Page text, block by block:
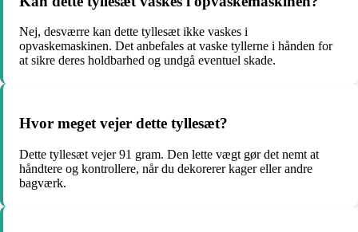
Nej, desværre kan dette tyllesæt ikke vaskes i
opvaskemaskinen. Det anbefales at vaske tyllerne i hånden for
at sikre deres holdbarhed og undgå eventuel skade.
Hvor meget vejer dette tyllesæt?
Dette tyllesæt vejer 91 gram. Den lette vægt gør det nemt at
håndtere og kontrollere, når du dekorerer kager eller andre
bagværk.